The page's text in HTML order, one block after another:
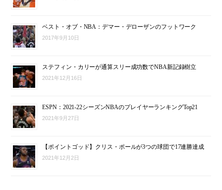
ベスト・オブ・NBA：デマー・デローザンのフットワーク
2017年9月10日
ステフィン・カリーが通算スリー成功数でNBA新記録樹立
2021年12月16日
ESPN：2021-22シーズンNBAのプレイヤーランキングTop21
2021年9月27日
【ポイントゴッド】クリス・ポールが3つの球団で17連勝達成
2021年12月2日